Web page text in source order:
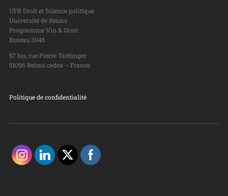
UFR Droit et Science politique
Université de Reims
Programme Vin & Droit
Bureau 3046
57 bis, rue Pierre Taittinger
51096 Reims cedex – France
Politique de confidentialité